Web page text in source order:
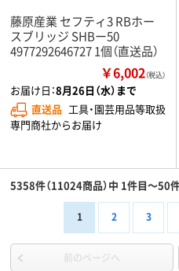
藤原産業 セフティ3 RBホー
スブリッジ SHBー50
4977292646727 1個（直送品）
￥6,002（税込）
お届け日：8月26日（水）まで
直送品 工具・園芸用品等取扱
専門商社からお届け
5358件（11024商品）中 1件目～50
1 2 3
前のページへ